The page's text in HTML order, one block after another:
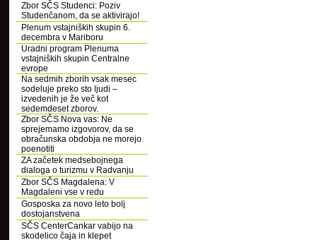
Zbor SČS Studenci: Poziv
Studenčanom, da se aktivirajo!
Plenum vstajniških skupin 6.
decembra v Mariboru
Uradni program Plenuma
vstajniških skupin Centralne
evrope
Na sedmih zborih vsak mesec
sodeluje preko sto ljudi –
izvedenih je že več kot
sedemdeset zborov.
Zbor SČS Nova vas: Ne
sprejemamo izgovorov, da se
obračunska obdobja ne morejo
poenotiti
ZA začetek medsebojnega
dialoga o turizmu v Radvanju
Zbor SČS Magdalena: V
Magdaleni vse v redu
Gosposka za novo leto bolj
dostojanstvena
SČS CenterCankar vabijo na
skodelico čaja in klepet